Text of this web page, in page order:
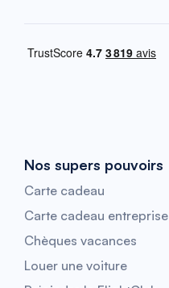
Nos supers pouvoirs
Carte cadeau
Carte cadeau entreprise
Chèques vacances
Louer une voiture